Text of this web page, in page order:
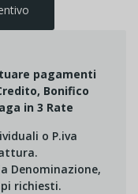
pagamenti
Bonifico
in 3 Rate
o P.iva
Denominazione,
richiesti.